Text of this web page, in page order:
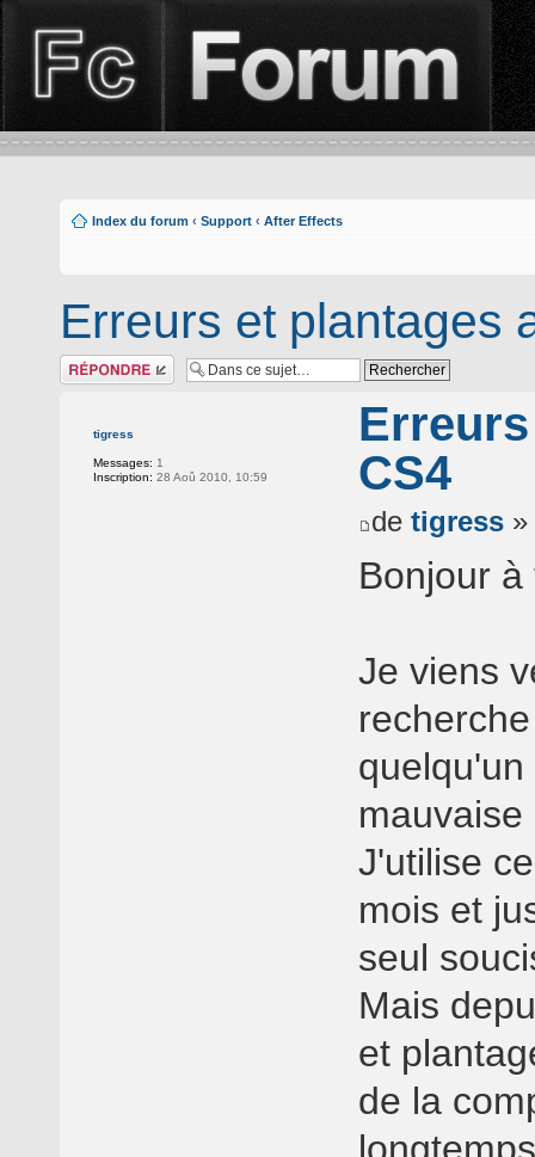
Index du forum ‹ Support ‹ After Effects
Erreurs et plantages
Répondre
tigress
Messages: 1
Inscription: 28 Aoû 2010, 10:59
CS4
de tigress »
Bonjour à
Je viens
J'utilise
mois et
seul
Mais
et
de la